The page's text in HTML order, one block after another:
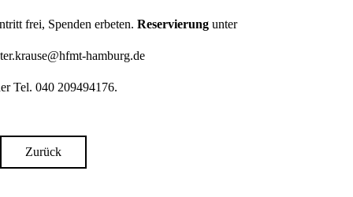
frei, Spenden erbeten. Reservierung unter
hamburg.de
Tel. 040 209494176.
Zurück